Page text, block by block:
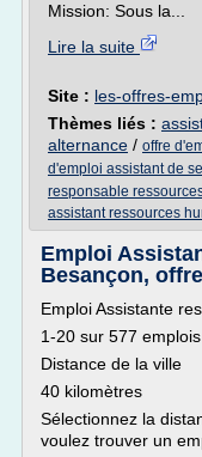
Mission: Sous la...
Lire la suite
Site : les-offres-
Thèmes liés :
alternance / offre
d'emploi assistant de
responsable
assistant ressources
Emploi
Besançon,
Emploi Assistante
1-20 sur 577 emplois
Distance de la ville
40 kilomètres
Sélectionnez la
voulez trouver un